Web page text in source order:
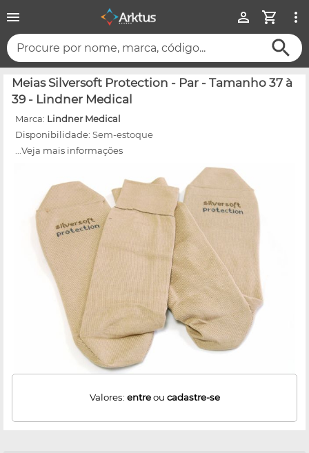
Procure por nome, marca, código...
Meias Silversoft Protection - Par - Tamanho 37 à
39 - Lindner Medical
Marca: Lindner Medical
Disponibilidade: Sem-estoque
...Veja mais informações
Valores: entreou cadastre-se